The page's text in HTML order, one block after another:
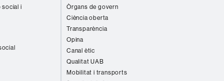
social i
Òrgans de govern
Ciència oberta
Transparència
Opina
Canal ètic
Qualitat UAB
Mobilitat i transports